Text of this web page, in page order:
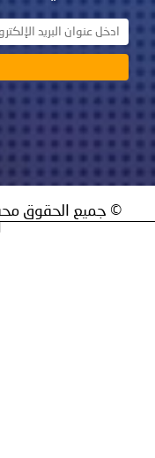
محفوظة للأمانة